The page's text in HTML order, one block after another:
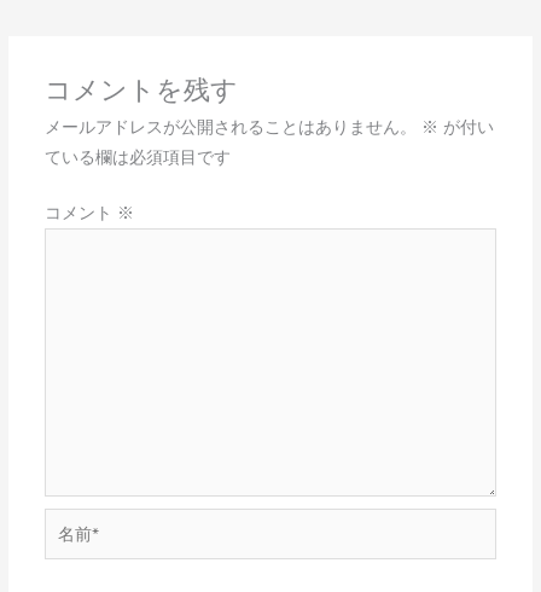
コメントを残す
メールアドレスが公開されることはありません。 ※ が付い
ている欄は必須項目です
コメント ※
前